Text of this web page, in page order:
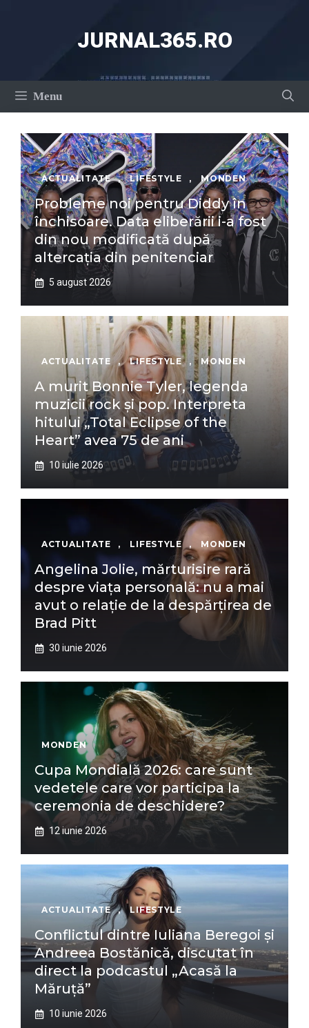
JURNAL365.RO
Menu
ACTUALITATE , LIFESTYLE , MONDEN
Probleme noi pentru Diddy în
închisoare. Data eliberării i-a fost
din nou modificată după
altercația din penitenciar
5 august 2026
ACTUALITATE , LIFESTYLE , MONDEN
A murit Bonnie Tyler, legenda
muzicii rock și pop. Interpreta
hitului „Total Eclipse of the
Heart” avea 75 de ani
10 iulie 2026
ACTUALITATE , LIFESTYLE , MONDEN
Angelina Jolie, mărturisire rară
despre viața personală: nu a mai
avut o relație de la despărțirea de
Brad Pitt
30 iunie 2026
MONDEN
Cupa Mondială 2026: care sunt
vedetele care vor participa la
ceremonia de deschidere?
12 iunie 2026
ACTUALITATE , LIFESTYLE
Conflictul dintre Iuliana Beregoi și
Andreea Bostănică, discutat în
direct la podcastul „Acasă la
Măruță”
10 iunie 2026